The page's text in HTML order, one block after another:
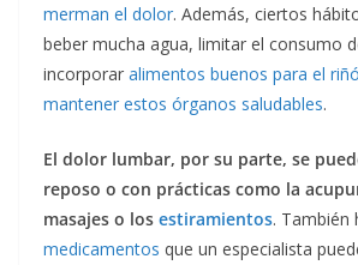
merman el dolor. Además, ciertos
beber mucha agua, limitar el consumo
incorporar alimentos buenos para el
mantener estos órganos saludables.
El dolor lumbar, por su parte, se
reposo o con prácticas como la
masajes o los estiramientos. También
medicamentos que un especialista